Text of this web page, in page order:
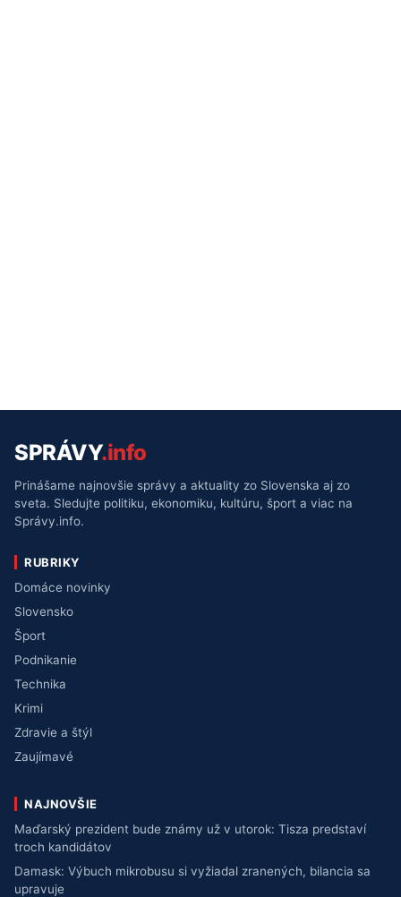
SPRÁVY.info
Prinášame najnovšie správy a aktuality zo Slovenska aj zo
sveta. Sledujte politiku, ekonomiku, kultúru, šport a viac na
Správy.info.
RUBRIKY
Domáce novinky
Slovensko
Šport
Podnikanie
Technika
Krimi
Zdravie a štýl
Zaujímavé
NAJNOVŠIE
Maďarský prezident bude známy už v utorok: Tisza predstaví
troch kandidátov
Damask: Výbuch mikrobusu si vyžiadal zranených, bilancia sa
upravuje